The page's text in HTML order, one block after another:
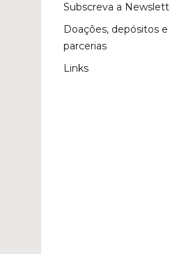
Subscreva a
Doações, depósitos e
parcerias
Links